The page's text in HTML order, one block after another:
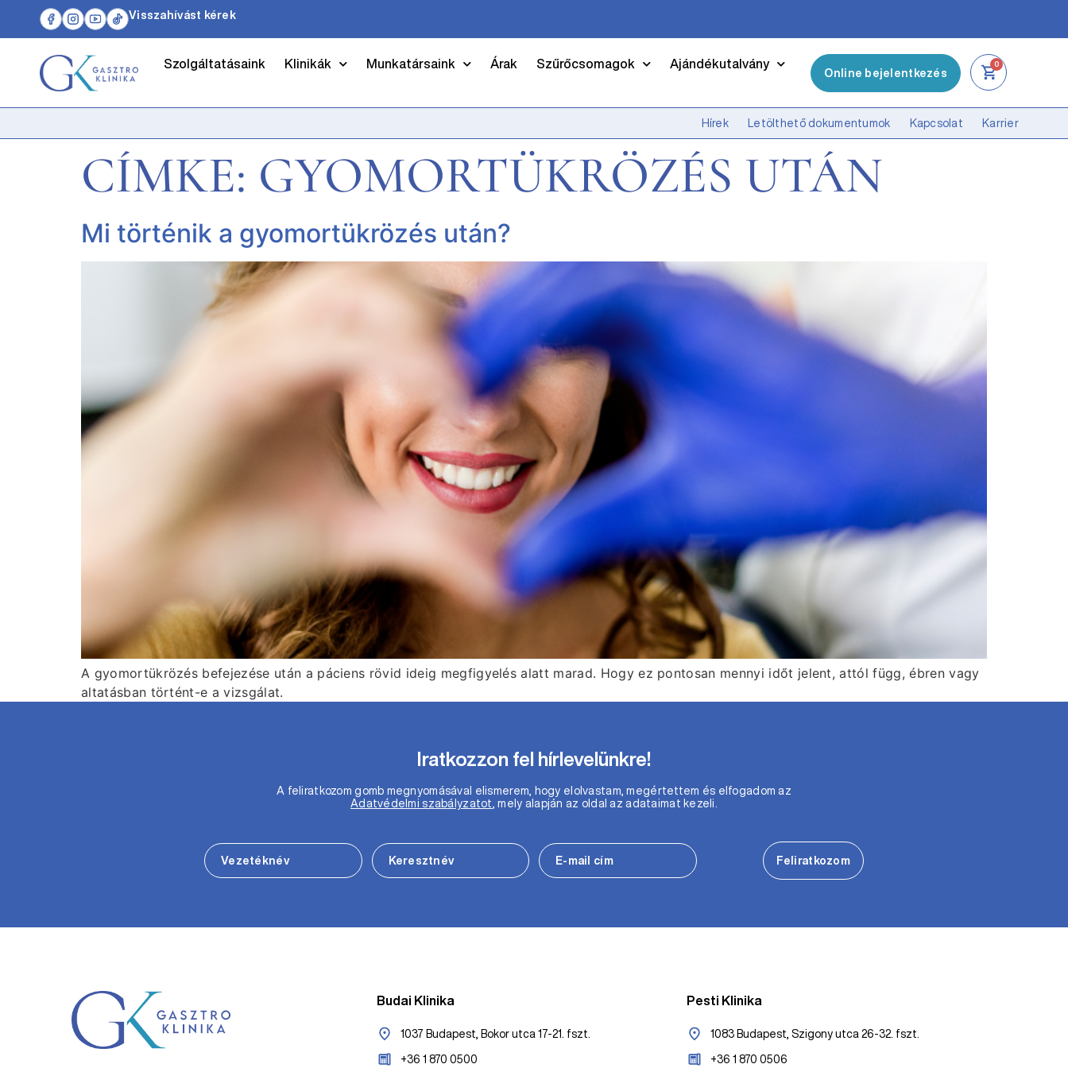
Visszahívást kérek
Szolgáltatásaink Klinikák Munkatársaink Árak Szűrőcsomagok Ajándékutalvány
Online bejelentkezés
0
Hírek Letölthető dokumentumok Kapcsolat Karrier
CÍMKE: GYOMORTÜKRÖZÉS UTÁN
Mi történik a gyomortükrözés után?
A gyomortükrözés befejezése után a páciens rövid ideig megfigyelés alatt marad. Hogy ez pontosan mennyi időt jelent, attól függ, ébren vagy
altatásban történt-e a vizsgálat.
Iratkozzon fel hírlevelünkre!
A feliratkozom gomb megnyomásával elismerem, hogy elolvastam, megértettem és elfogadom az
Adatvédelmi szabályzatot , mely alapján az oldal az adataimat kezeli.
Feliratkozom
Budai Klinika
1037 Budapest, Bokor utca 17-21. fszt.
+36 1 870 0500
Pesti Klinika
1083 Budapest, Szigony utca 26-32. fszt.
+36 1 870 0506